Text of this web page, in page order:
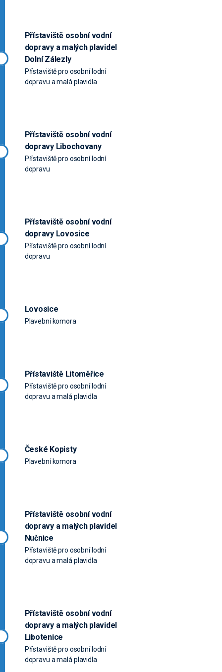
Přístaviště osobní vodní
dopravy a malých plavidel
Dolní Zálezly
Přístaviště pro osobní lodní
dopravu a malá plavidla
Přístaviště osobní vodní
dopravy Libochovany
Přístaviště pro osobní lodní
dopravu
Přístaviště osobní vodní
dopravy Lovosice
Přístaviště pro osobní lodní
dopravu
Lovosice
Plavební komora
Přístaviště Litoměřice
Přístaviště pro osobní lodní
dopravu a malá plavidla
České Kopisty
Plavební komora
Přístaviště osobní vodní
dopravy a malých plavidel
Nučnice
Přístaviště pro osobní lodní
dopravu a malá plavidla
Přístaviště osobní vodní
dopravy a malých plavidel
Libotenice
Přístaviště pro osobní lodní
dopravu a malá plavidla